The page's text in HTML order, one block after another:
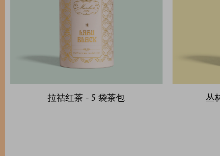
拉祜红茶 - 5 袋茶包 丛